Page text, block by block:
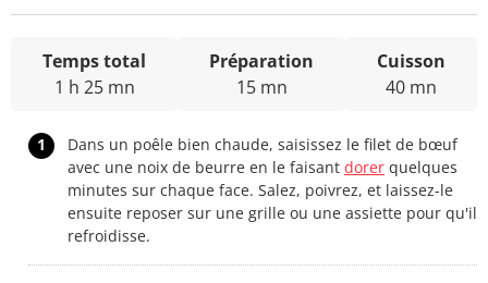
Temps total
1 h 25 mn
Préparation
15 mn
Cuisson
40 mn
1
Dans un poêle bien chaude, saisissez le filet de bœuf
avec une noix de beurre en le faisant dorer quelques
minutes sur chaque face. Salez, poivrez, et laissez-le
ensuite reposer sur une grille ou une assiette pour qu'il
refroidisse.